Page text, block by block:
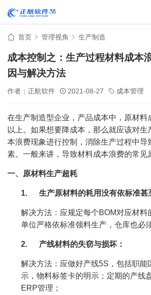
首页 管理视角 生产制造
成本控制之：生产过程材料成本
因与解决方法
作者：正航软件 2021-08-27 成本管理
在生产制造型企业，产品成本中，原材料
以上。如果想要降成本，那么就应该对生
本浪费现象进行控制，消除生产过程中导
素。一般来讲，导致材料成本浪费的常见
一、原材料生产超耗
1. 生产原材料的耗用没有依标准甚
解决方法：应规定每个BOM对应材料
单位严格依标准领料生产，仓库也必
2. 产线材料的失窃与损坏：
解决方法：应做好产线5S，包括职能
示，物料标签卡的明示；定期的产线
ERP管理；